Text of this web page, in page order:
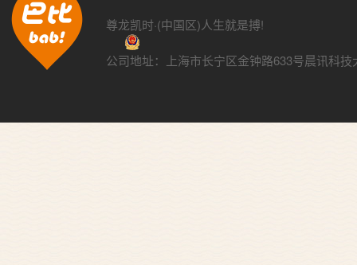
尊龙凯时·(中国区)人生就是搏!
公司地址：上海市长宁区金钟路633号晨讯科技